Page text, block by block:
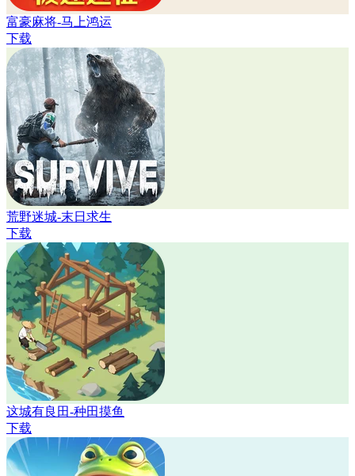
富豪麻将-马上鸿运
下载
荒野迷城-末日求生
下载
这城有良田-种田摸鱼
下载